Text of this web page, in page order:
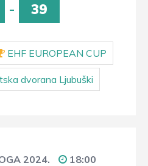
- 39
EHF EUROPEAN CUP
dvorana Ljubuški
2024. 18:00